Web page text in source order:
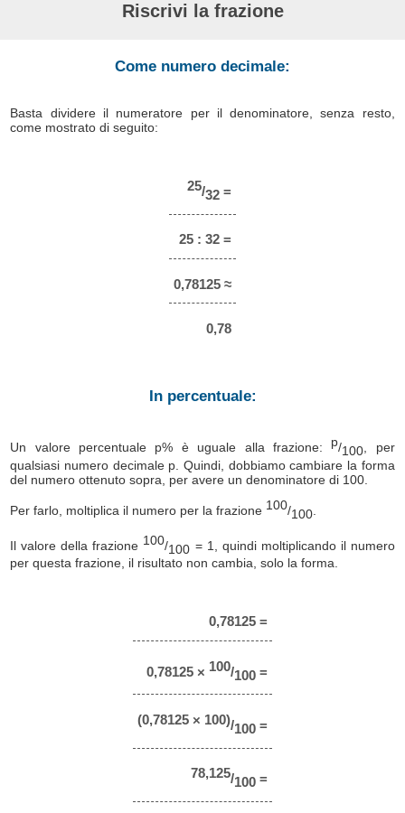
Riscrivi la frazione
Come numero decimale:
Basta dividere il numeratore per il denominatore, senza resto,
come mostrato di seguito:
25/32 =
25 : 32 =
0,78125 ≈
0,78
In percentuale:
Un valore percentuale p% è uguale alla frazione: p/100 , per
qualsiasi numero decimale p. Quindi, dobbiamo cambiare la forma
del numero ottenuto sopra, per avere un denominatore di 100.
Per farlo, moltiplica il numero per la frazione 100/100
Il valore della frazione 100/100 = 1, quindi moltiplicando il numero
per questa frazione, il risultato non cambia, solo la forma.
0,78125 =
0,78125 × 100/100 =
(0,78125 × 100)/100 =
78,125/100 =